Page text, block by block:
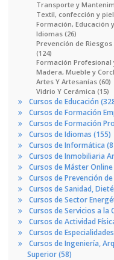
Transporte y
Textil, confección y piel
Formación, Educación
Idiomas (26)
Prevención de
(124)
Formación Profesional
Madera, Mueble y
Artes Y Artesanías (60)
Vidrio Y Cerámica (15)
Cursos de Educación
Cursos de Formación
Cursos de Formación
Cursos de Idiomas (155)
Cursos de Informática
Cursos de Inmobiliaria
Cursos de Máster
Cursos de Prevención
Cursos de Sanidad,
Cursos de Sector
Cursos de Servicios a la
Cursos de Actividad
Cursos de
Cursos de Ingeniería,
Superior (58)